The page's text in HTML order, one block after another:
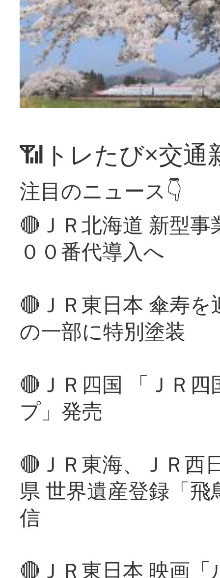
📶トレたび×交通
注目のニュース👇
🔴ＪＲ北海道 新型
００番代導入へ
🔴ＪＲ東日本 傘寿
の一部に特別塗装
🔴ＪＲ四国 「ＪＲ
プ」発売
🔴ＪＲ東海、ＪＲ西
県 世界遺産登録「
信
🔴ＪＲ東日本 映画